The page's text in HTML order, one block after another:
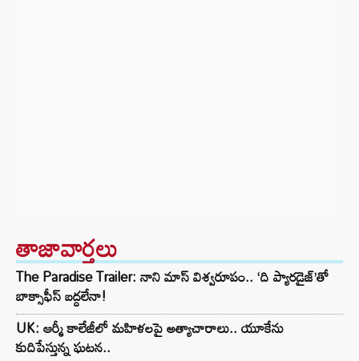
తాజావార్తలు
The Paradise Trailer: నాని మాస్ విశ్వరూపం.. ‘ది ప్యారడైజ్’తో
బాక్సాఫీస్ బద్దలేనా!
UK: ఆర్మీ కాలేజీలో మహిళలపై అత్యాచారాలు.. యూకేను
కుదిపేస్తున్న ఘటన..